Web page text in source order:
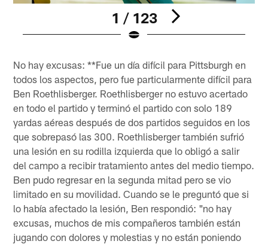
1 / 123
No hay excusas: **Fue un día difícil para Pittsburgh en
todos los aspectos, pero fue particularmente difícil para
Ben Roethlisberger. Roethlisberger no estuvo acertado
en todo el partido y terminó el partido con solo 189
yardas aéreas después de dos partidos seguidos en los
que sobrepasó las 300. Roethlisberger también sufrió
una lesión en su rodilla izquierda que lo obligó a salir
del campo a recibir tratamiento antes del medio tiempo.
Ben pudo regresar en la segunda mitad pero se vio
limitado en su movilidad. Cuando se le preguntó que si
lo había afectado la lesión, Ben respondió: "no hay
excusas, muchos de mis compañeros también están
jugando con dolores y molestias y no están poniendo